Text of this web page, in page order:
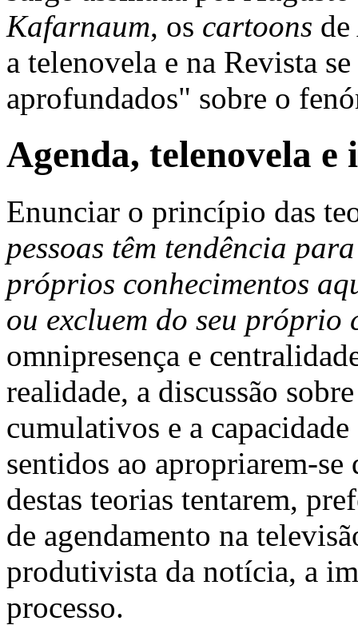
Kafarnaum, os cartoons
a telenovela e na Revista
aprofundados" sobre o
Agenda, telenovela
Enunciar o princípio das
pessoas têm tendência
próprios conhecimentos
ou excluem do seu próprio
omnipresença e
realidade, a discussão
cumulativos e a
sentidos ao apropriarem-
destas teorias tentarem,
de agendamento na
produtivista da notícia, a
processo.